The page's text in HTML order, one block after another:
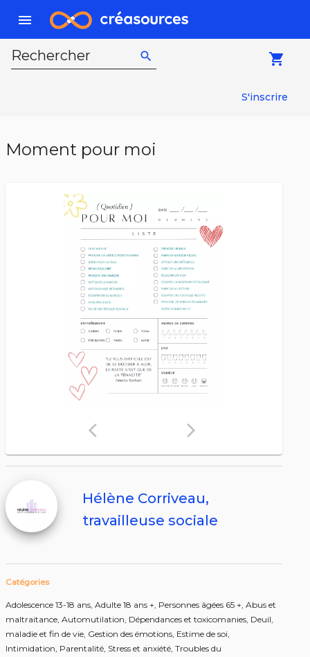
menu
Rechercher search local_grocery_store
S'inscrire
Moment pour moi
arrow_back_ios arrow_forward_ios
Catégories
Adolescence 13-18 ans, Adulte 18 ans +, Personnes âgées 65 +, Abus et
maltraitance, Automutilation, Dépendances et toxicomanies, Deuil,
maladie et fin de vie, Gestion des émotions, Estime de soi,
Intimidation, Parentalité, Stress et anxiété, Troubles du
Hélène Corriveau,
travailleuse sociale